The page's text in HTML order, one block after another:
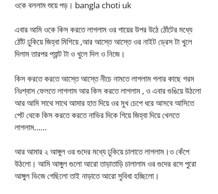
ওকে বললাম শুয়ে পড়। bangla choti uk
এবার আমি ওকে কিস করতে লাগলাম ওর গায়ের উপর উঠে ঠোঁটের মধ্যে
ঠোঁট ঢুকিয়ে জিহ্বা মিশিয়ে ,আর আস্তে আস্তে ওর নাইট ড্রেস টা খুলে
দিলাম তারপর প্যান্ট টা ও খুলে দিল ও নিজে।
কিস করতে করতে আস্তে আস্তে নীচে নামতে লাগলাম গলার কাছে গরম
নিঃশ্বাস ফেলতে লাগলাম আর কিস করতে লাগলাম , ও এবার গুঙিয়ে উঠলো
আর আমি সাথে সাথে আমার হাত দিয়ে ওর মুখ চেপে ধরে আসবে আসিতে
পেট থেকে কিস করতে করতে নাভির দিকে গিয়ে জিহ্বা দিয়ে খেলতে
লাগলাম……
আর আমার ২ আঙ্গুল ওর গুদের মধ্যে ঢুকিয়ে চালাতে লাগলাম।ও কেঁপে
উঠলো। আমি আঙ্গুল গুলো আরো তাড়াতাড়ি চালালাম ওর গুদের রসে পুরো
আঙ্গুল ভিজে গেছিলো তাই নাড়াতে আরো সুবিধা হচ্ছিলো।